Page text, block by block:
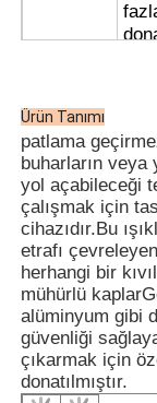
·
APPL
·
·
·
·
·
·
·
·
·
Ürün Tanımı
patlama
buharların veya
yol açabileceği
çalışmak için
cihazıdır.Bu
etrafı
herhangi bir
mühürlü
alüminyum gibi
güvenliği
çıkarmak için
donatılmıştır.